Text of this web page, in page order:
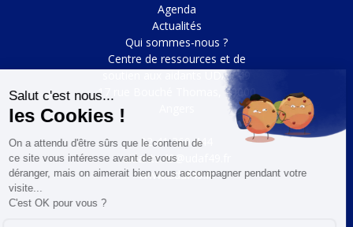
Agenda
Actualités
Qui sommes-nous ?
Centre de ressources et de
soutien aux aidants UDAF 49
17 rue Bouché Thomas, 49000
02 41 360 444
aidants.49@udaf49.fr
www.udaf49.fr